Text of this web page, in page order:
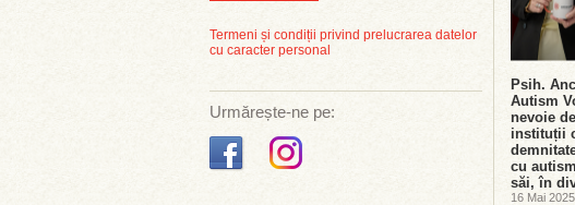
Termeni și condiții privind prelucrarea datelor
cu caracter personal
Urmărește-ne pe:
Psih.
Autism
nevoie
instituții
cu
săi, în
16 Mai 2025